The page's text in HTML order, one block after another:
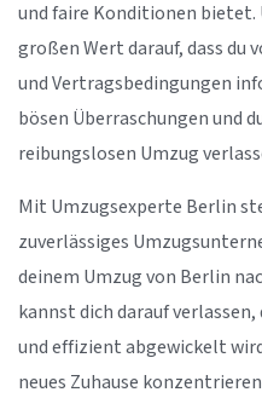
und faire Konditionen
großen Wert darauf, dass du
und Vertragsbedingungen
bösen Überraschungen und
reibungslosen Umzug
Mit Umzugsexperte Berlin
zuverlässiges
deinem Umzug von Berlin
kannst dich darauf
und effizient abgewickelt
neues Zuhause